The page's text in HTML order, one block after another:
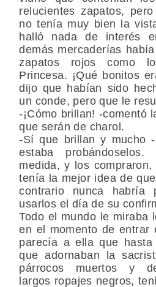
relucientes zapatos,
no tenía muy bien la
halló nada de interés
demás mercaderías
zapatos rojos como
Princesa. ¡Qué bonitos
dijo que habían sido
un conde, pero que le
-¡Cómo brillan! -comentó
que serán de charol.
-Sí que brillan y mucho
estaba
medida, y los
tenía la mejor idea de
contrario nunca habría
usarlos el día de su
Todo el mundo le miraba
en el momento de entrar
parecía a ella que
que adornaban la
párrocos muertos y
largos ropajes negros,